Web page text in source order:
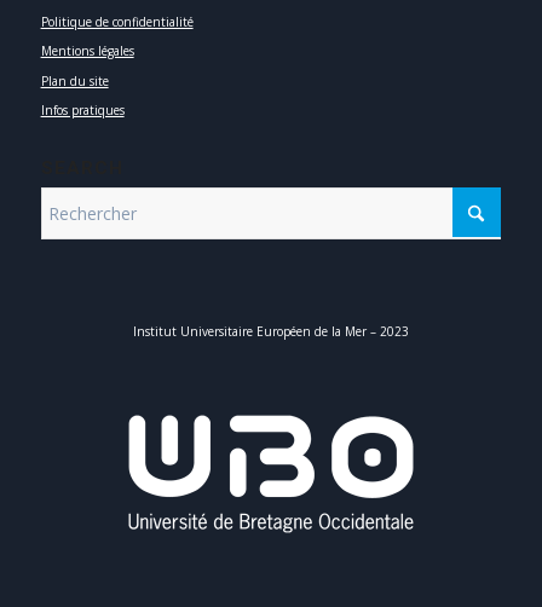
Politique de confidentialité
Mentions légales
Plan du site
Infos pratiques
Institut Universitaire Européen de la Mer – 2023